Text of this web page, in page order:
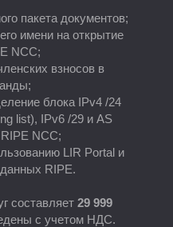
пакета документов;
имени на открытие
NCC;
взносов в
блока IPv4 /24
list), IPv6 /29 и AS
NCC;
LIR Portal и
RIPE.
составляет 29 999
с учетом НДС.